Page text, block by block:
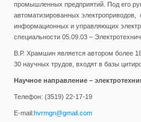
промышленных предприятий. Под его
автоматизированных электроприводов,
информационных и управляющих
специальности 05.09.03 –
В.Р. Храмшин является автором более
30 научных трудов, входят в базы
Научное направление –
Телефон: (3519) 22-17-19
E-mail:hvrmgn@gmail.com